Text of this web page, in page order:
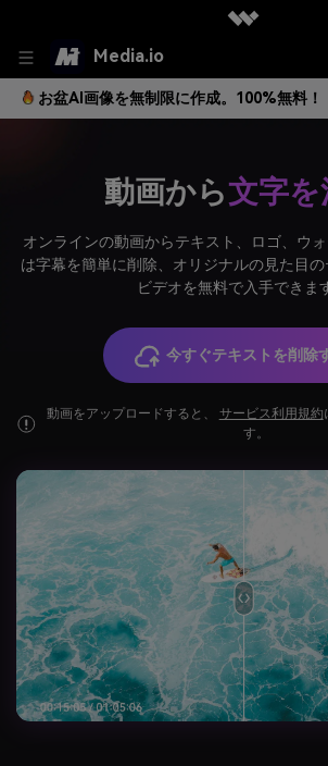
Media.io
お盆AI画像を無制限に作成。100%無料！
動画から文字を
オンラインの動画からテキスト、ロゴ、ウ
は字幕を簡単に削除、オリジナルの見た目
ビデオを無料で入手できま
今すぐテキストを削除
動画をアップロードすると、 サービス利用規約
す。